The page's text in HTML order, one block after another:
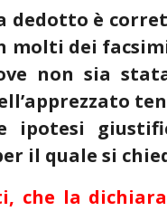
dedotto è
molti dei
non sia
ipotesi
il quale si
che la